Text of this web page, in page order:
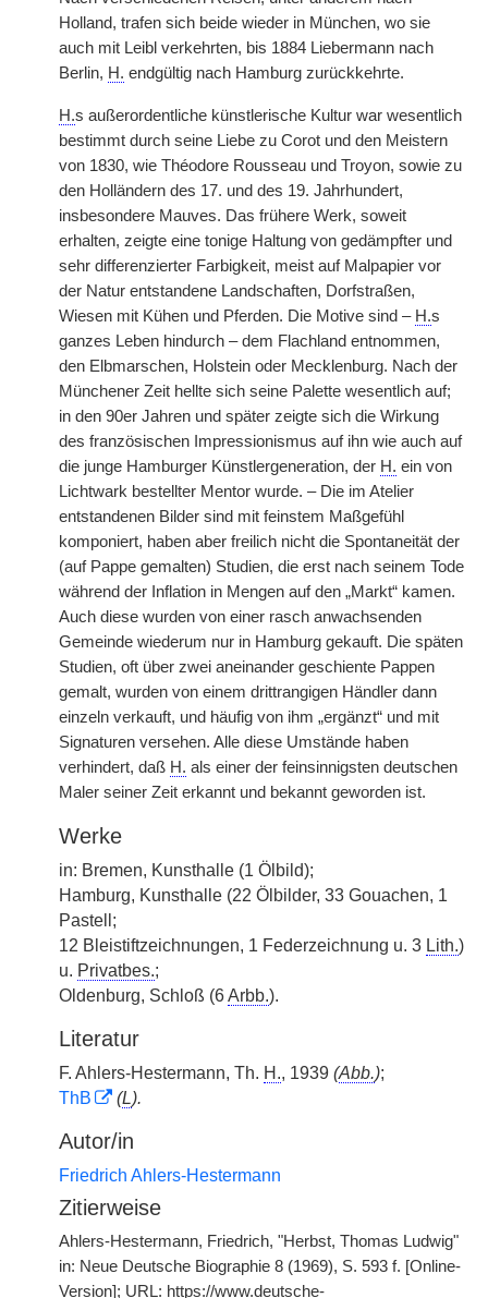
Holland, trafen sich beide wieder in München, wo sie
auch mit Leibl verkehrten, bis 1884 Liebermann nach
Berlin, H. endgültig nach Hamburg zurückkehrte.
H.s außerordentliche künstlerische Kultur war wesentlich
bestimmt durch seine Liebe zu Corot und den Meistern
von 1830, wie Théodore Rousseau und Troyon, sowie zu
den Holländern des 17. und des 19. Jahrhundert,
insbesondere Mauves. Das frühere Werk, soweit
erhalten, zeigte eine tonige Haltung von gedämpfter und
sehr differenzierter Farbigkeit, meist auf Malpapier vor
der Natur entstandene Landschaften, Dorfstraßen,
Wiesen mit Kühen und Pferden. Die Motive sind – H.s
ganzes Leben hindurch – dem Flachland entnommen,
den Elbmarschen, Holstein oder Mecklenburg. Nach der
Münchener Zeit hellte sich seine Palette wesentlich auf;
in den 90er Jahren und später zeigte sich die Wirkung
des französischen Impressionismus auf ihn wie auch auf
die junge Hamburger Künstlergeneration, der H. ein von
Lichtwark bestellter Mentor wurde. – Die im Atelier
entstandenen Bilder sind mit feinstem Maßgefühl
komponiert, haben aber freilich nicht die Spontaneität der
(auf Pappe gemalten) Studien, die erst nach seinem Tode
während der Inflation in Mengen auf den „Markt“ kamen.
Auch diese wurden von einer rasch anwachsenden
Gemeinde wiederum nur in Hamburg gekauft. Die späten
Studien, oft über zwei aneinander geschiente Pappen
gemalt, wurden von einem drittrangigen Händler dann
einzeln verkauft, und häufig von ihm „ergänzt“ und mit
Signaturen versehen. Alle diese Umstände haben
verhindert, daß H. als einer der feinsinnigsten deutschen
Maler seiner Zeit erkannt und bekannt geworden ist.
Werke
in: Bremen, Kunsthalle (1 Ölbild);
Hamburg, Kunsthalle (22 Ölbilder, 33 Gouachen, 1
Pastell;
12 Bleistiftzeichnungen, 1 Federzeichnung u. 3 Lith.)
u. Privatbes.;
Oldenburg, Schloß (6Arbb.).
Literatur
F. Ahlers-Hestermann, Th. H., 1939 (Abb.);
ThB
(L).
Autor/in
Friedrich Ahlers-Hestermann
Zitierweise
Ahlers-Hestermann, Friedrich, "Herbst, Thomas Ludwig"
in: Neue Deutsche Biographie 8 (1969), S. 593 f. [Online-
Version]; URL: https://www.deutsche-